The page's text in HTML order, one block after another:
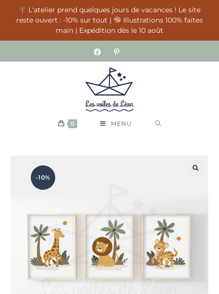
L'atelier prend quelques jours de vacances ! Le site
reste ouvert : -10% sur tout |
Illustrations 100% faites
main | Expédition dès le 10 août
0 MENU
-10%